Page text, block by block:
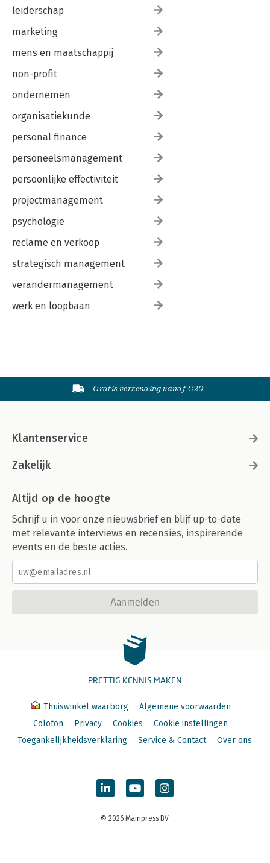
leiderschap
marketing
mens en maatschappij
non-profit
ondernemen
organisatiekunde
personal finance
personeelsmanagement
persoonlijke effectiviteit
projectmanagement
psychologie
reclame en verkoop
strategisch management
verandermanagement
werk en loopbaan
Gratis verzending vanaf €20
Klantenservice
Zakelijk
Altijd op de hoogte
Schrijf u in voor onze nieuwsbrief en blijf up-to-date
met relevante interviews en recensies, inspirerende
events en de beste acties.
Aanmelden
PRETTIG KENNIS MAKEN
Thuiswinkel waarborg
Algemene voorwaarden
Colofon
Privacy Cookies
Cookie instellingen
Toegankelijkheidsverklaring
Service & Contact Over ons
© 2026 Mainpress BV